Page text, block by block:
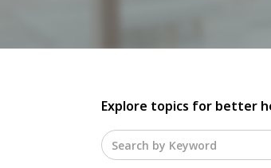
Explore topics for better